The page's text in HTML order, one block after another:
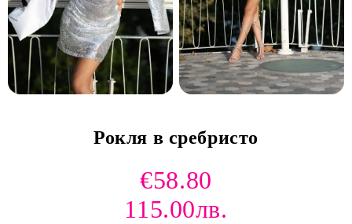
Рокля в сребристо
€58.80
115.00лв.